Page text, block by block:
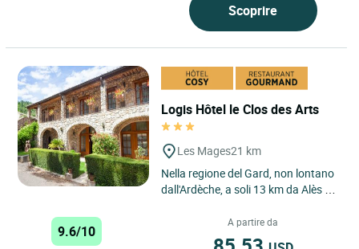
Scoprire
Logis Hôtel le Clos des Arts
Les Mages21 km
Nella regione del Gard, non lontano
dall'Ardèche, a soli 13 km da Alès e
della prestigiosa...
9.6/10
A partire da